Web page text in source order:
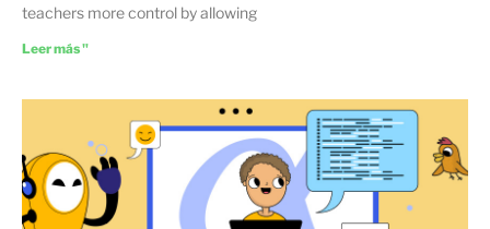
teachers more control by allowing
Leer más "